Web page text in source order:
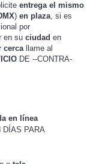
entrega el mismo
) en plaza, si es
por
en su ciudad en
cercallame al
DE --CONTRA-
en línea
PARA